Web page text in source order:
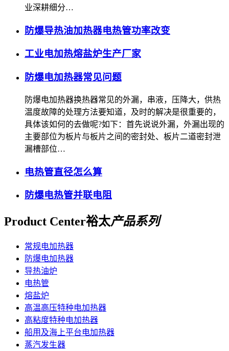
业深耕细分…
防爆导热油加热器电热管功率改变
工业电加热熔盐炉生产厂家
防爆电加热器常见问题
防爆电加热器换热器常见的外漏，串液，压降大，供热
温度故障的处理方法要知道，及时的解决是很重要的，
具体该如何的去做呢?如下：首先说说外漏，外漏出现的
主要部位为板片与板片之间的密封处、板片二道密封泄
漏槽部位…
电热管直径怎么算
防爆电热管并联电阻
Product Center裕太产品系列
常规电加热器
防爆电加热器
导热油炉
电热管
熔盐炉
高温高压特种电加热器
高粘度特种电加热器
船用及海上平台电加热器
蒸汽发生器